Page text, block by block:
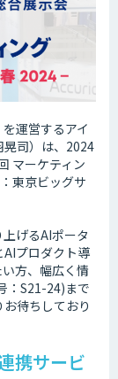
運営するアイ
晃司）は、2024
マーケティン
東京ビッグサ
げるAIポータ
プロダクト導
方、幅広く情
：S21-24)まで
待ちしており
携サービ